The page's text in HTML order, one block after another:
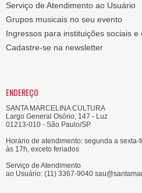
Serviço de Atendimento ao Usuário
Grupos musicais no seu evento
Ingressos para instituições sociais e
Cadastre-se na newsletter
ENDEREÇO
SANTA MARCELINA CULTURA
Largo General Osório, 147 - Luz
01213-010 - São Paulo/SP
Horário de atendimento: segunda a
às 17h, exceto feriados
Serviço de Atendimento
ao Usuário: (11) 3367-9040